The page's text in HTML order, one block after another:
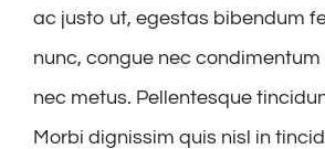
ac justo ut, egestas bibendum
nunc, congue nec
nec metus. Pellentesque
Morbi dignissim quis nisl in